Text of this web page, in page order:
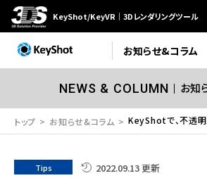
KeyShot/KeyVR｜3Dレンダリングツール
お知らせ&コラム
NEWS & COLUMN お知
トップ お知らせ&コラム
Tips 2022.09.13 更新